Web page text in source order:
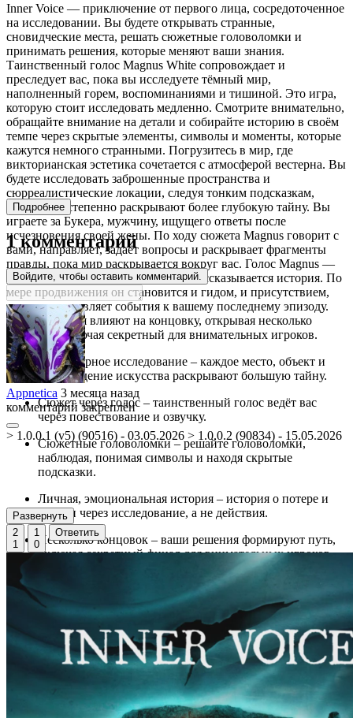
Inner Voice — приключение от первого лица, сосредоточенное
на исследовании. Вы будете открывать странные,
сновидческие места, решать сюжетные головоломки и
принимать решения, которые меняют ваши знания.
Таинственный голос Magnus White сопровождает и
преследует вас, пока вы исследуете тёмный мир,
наполненный горем, воспоминаниями и тишиной. Это игра,
которую стоит исследовать медленно. Смотрите внимательно,
обращайте внимание на детали и собирайте историю в своём
темпе через скрытые элементы, символы и моменты, которые
кажутся немного странными. Погрузитесь в мир, где
викторианская эстетика сочетается с атмосферой вестерна. Вы
будете исследовать заброшенные пространства и
сюрреалистические локации, следуя тонким подсказкам,
которые постепенно раскрывают более глубокую тайну. Вы
играете за Букера, мужчину, ищущего ответы после
исчезновения своей жены. По ходу сюжета Magnus говорит с
вами, направляет, задаёт вопросы и раскрывает фрагменты
правды, пока мир раскрывается вокруг вас. Голос Magnus —
сердце опыта, определяющее, как рассказывается история. По
мере продвижения он становится и гидом, и присутствием,
которое направляет события к вашему последнему эпизоду.
Ваши решения влияют на концовку, открывая несколько
финалов, включая секретный для внимательных игроков.
Атмосферное исследование – каждое место, объект и
произведение искусства раскрывают большую тайну.
Сюжет через голос – таинственный голос ведёт вас
через повествование и озвучку.
Сюжетные головоломки – решайте головоломки,
наблюдая, понимая символы и находя скрытые
подсказки.
Личная, эмоциональная история – история о потере и
памяти через исследование, а не действия.
Несколько концовок – ваши решения формируют путь,
включая секретный финал для внимательных игроков.
Подробнее
1 комментарий
Войдите, чтобы оставить комментарий.
Appnetica 3 месяца назад
комментарий закреплён
> 1.0.0.1 (v5) (90516) - 03.05.2026 > 1.0.0.2 (90834) - 15.05.2026
Развернуть
2
1
1
0
Ответить